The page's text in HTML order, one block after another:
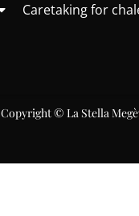
Caretaking for
Copyright © La Stella